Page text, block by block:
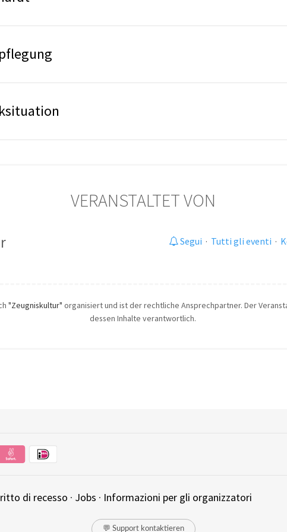
VERANSTALTET VON
Segui · Tutti gli eventi ·
"Zeugniskultur" organisiert und ist der rechtliche Ansprechpartner. Der
dessen Inhalte verantwortlich.
di recesso · Jobs · Informazioni per gli organizzatori
💬 Support kontaktieren